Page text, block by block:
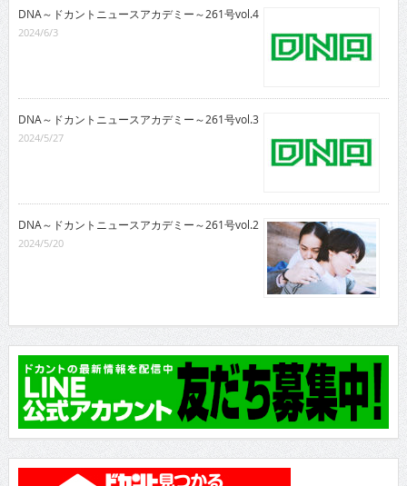
DNA～ドカントニュースアカデミー～261号vol.4
2024/6/3
DNA～ドカントニュースアカデミー～261号vol.3
2024/5/27
DNA～ドカントニュースアカデミー～261号vol.2
2024/5/20